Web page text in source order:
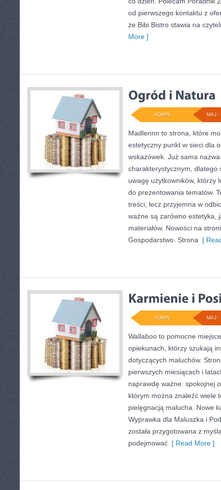
od pierwszego kontaktu z
że Bibi Bistro stawia na
More ]
MAJ -
ADMIN
Madlennn to strona, które
estetyczny punkt w sieci dla
wskazówek. Już sama
charakterystycznym, dlatego
uwagę użytkowników, którzy
do prezentowania tematów.
treści, lecz przyjemna w
ważne są zarówno estetyka,
materiałów. Nowości na
Gospodarstwo. Strona [
MAJ -
ADMIN
Wallaboo to pomocne
opiekunach, którzy szukają
dotyczących maluchów.
pierwszych miesiącach i
naprawdę ważne: spokojnej
którym można znaleźć wiele
pielęgnacją malucha. Nowe
Wyprawka dla Maluszka i
została przygotowana z
podejmować [ Read More ]